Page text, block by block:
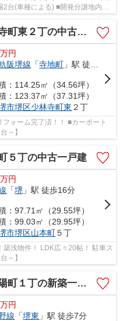
台(車種による) ■開発分譲地内、
東２丁の中古一戸建
万円
阪堺線 「寺地町 」駅 徒歩5分
：114.25㎡（34.56坪）
：123.37㎡（37.31坪）
市堺区少林寺町東 ２丁
フォーム完了済！！ ■カーポート
～】
５丁の中古一戸建
万円
「堺 」駅 徒歩16分
：97.71㎡（29.55坪）
：99.03㎡（29.95坪）
市堺区山本町５丁
築浅物件！ LDK広々20帖！ 駐車ス
～】
１丁の新築一戸建
万円
線 「堺東 」駅 徒歩7分